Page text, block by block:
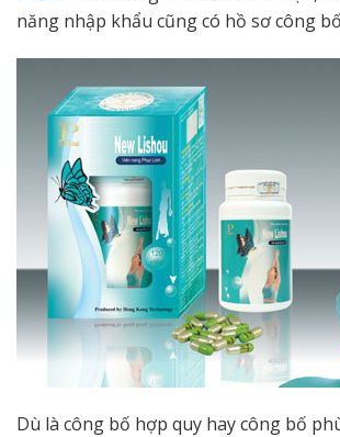
năng nhập khẩu cũng có hồ sơ công
Dù là công bố hợp quy hay công bố